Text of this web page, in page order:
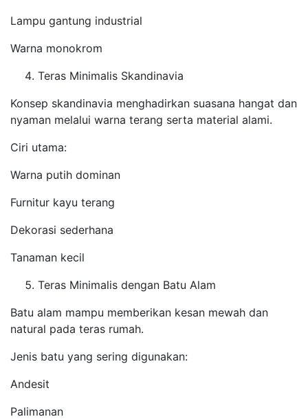
Lampu gantung industrial
Warna monokrom
Teras Minimalis Skandinavia
Konsep skandinavia menghadirkan suasana hangat dan
nyaman melalui warna terang serta material alami.
Ciri utama:
Warna putih dominan
Furnitur kayu terang
Dekorasi sederhana
Tanaman kecil
Teras Minimalis dengan Batu Alam
Batu alam mampu memberikan kesan mewah dan
natural pada teras rumah.
Jenis batu yang sering digunakan:
Andesit
Palimanan